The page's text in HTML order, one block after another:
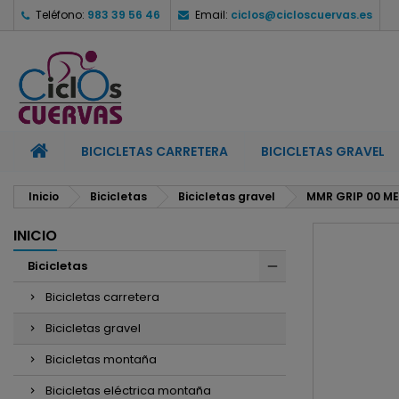
Teléfono: 983 39 56 46 Email: ciclos@cicloscuervas.es
BICICLETAS CARRETERA BICICLETAS GRAVEL
Inicio Bicicletas Bicicletas gravel MMR GRIP 00
INICIO
Bicicletas
Bicicletas carretera
Bicicletas gravel
Bicicletas montaña
Bicicletas eléctrica montaña